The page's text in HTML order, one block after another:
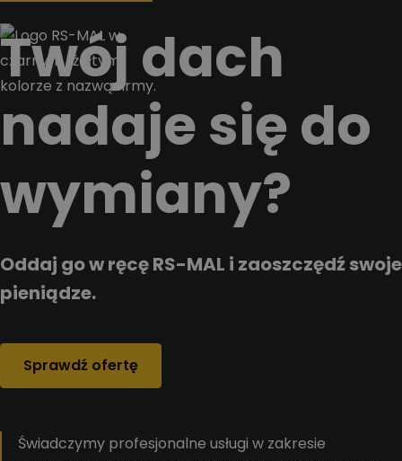
Twój dach
nadaje się do
wymiany?
Oddaj go w ręcę RS-MAL i zaoszczędź swoje
pieniądze.
Sprawdź ofertę
Świadczymy profesjonalne usługi w zakresie